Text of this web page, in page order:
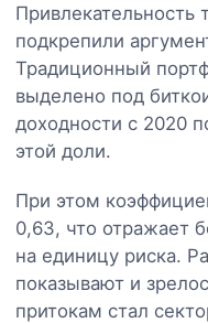
Привлекательность
подкрепили
Традиционный
выделено под
доходности с 2020
этой доли.
При этом
0,63, что отражает
на единицу риска.
показывают и
притокам стал